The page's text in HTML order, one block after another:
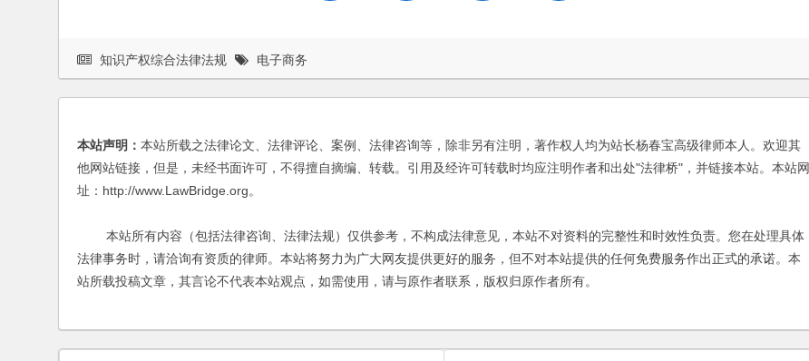
知识产权综合法律法规 电子商务
本站声明： 本站所载之法律论文、法律评论、案例、法律咨询等，除非另有注明，著作权人均为站长杨春宝高级律师本人。欢迎其
他网站链接，但是，未经书面许可，不得擅自摘编、转载。引用及经许可转载时均应注明作者和出处"法律桥"，并链接本站。本站网
址：http://www.LawBridge.org。
本站所有内容（包括法律咨询、法律法规）仅供参考，不构成法律意见，本站不对资料的完整性和时效性负责。您在处理具体
法律事务时，请洽询有资质的律师。本站将努力为广大网友提供更好的服务，但不对本站提供的任何免费服务作出正式的承诺。本
站所载投稿文章，其言论不代表本站观点，如需使用，请与原作者联系，版权归原作者所有。